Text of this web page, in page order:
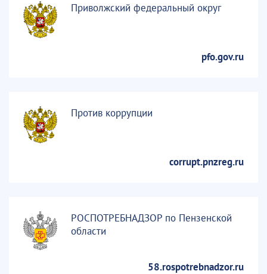
Приволжский федеральный округ
pfo.gov.ru
Против коррупции
corrupt.pnzreg.ru
РОСПОТРЕБНАДЗОР по Пензенской
области
58.rospotrebnadzor.ru